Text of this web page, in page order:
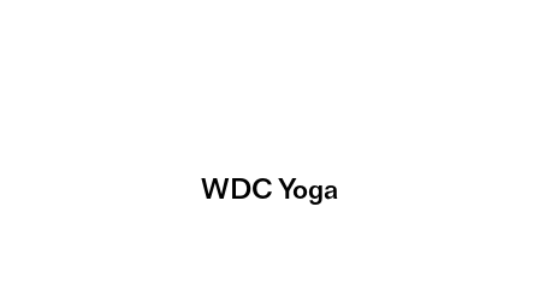
WDC Yoga